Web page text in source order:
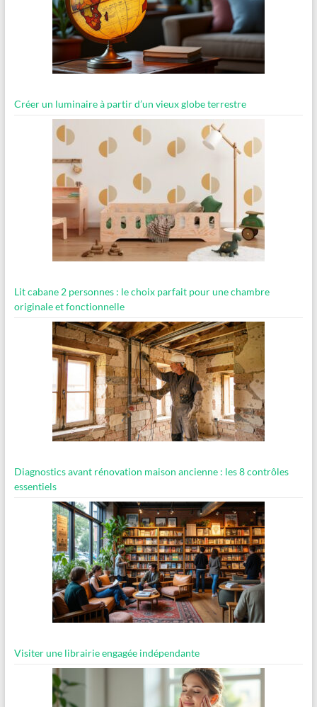
Créer un luminaire à partir d’un vieux globe terrestre
Lit cabane 2 personnes : le choix parfait pour une chambre
originale et fonctionnelle
Diagnostics avant rénovation maison ancienne : les 8 contrôles
essentiels
Visiter une librairie engagée indépendante